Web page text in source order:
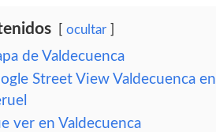
ocultar
de Valdecuenca
Street View Valdecuenca en
ver en Valdecuenca